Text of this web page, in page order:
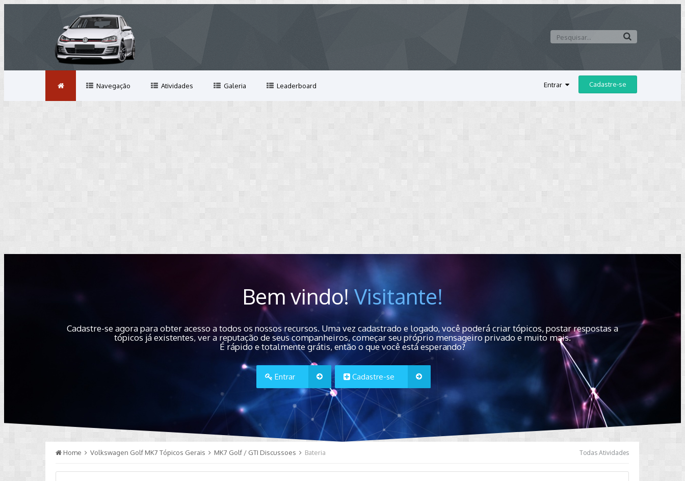
Entrar Cadastre-se
Navegação Atividades Galeria Leaderboard
Bem vindo!Visitante!
Cadastre-se agora para obter acesso a todos os nossos recursos. Uma vez cadastrado e logado, você poderá criar tópicos, postar respostas a
tópicos já existentes, ver a reputação de seus companheiros, começar seu próprio mensageiro privado e muito mais.
É rápido e totalmente grátis, então o que você está esperando?
Entrar Cadastre-se
Todas Atividades
Home Volkswagen Golf MK7 Tópicos Gerais MK7 Golf / GTI Discussoes Bateria